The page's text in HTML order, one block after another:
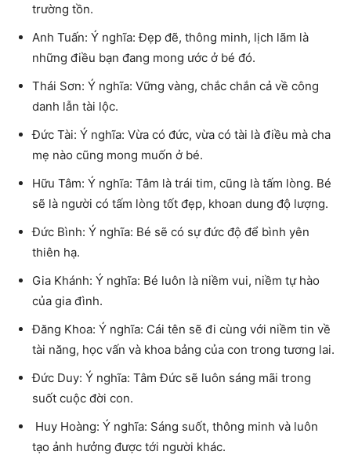
trường tồn.
Anh Tuấn: Ý nghĩa: Đẹp đẽ, thông minh, lịch lãm là
những điều bạn đang mong ước ở bé đó.
Thái Sơn: Ý nghĩa: Vững vàng, chắc chắn cả về công
danh lẫn tài lộc.
Ðức Tài: Ý nghĩa: Vừa có đức, vừa có tài là điều mà cha
mẹ nào cũng mong muốn ở bé.
Hữu Tâm: Ý nghĩa: Tâm là trái tim, cũng là tấm lòng. Bé
sẽ là người có tấm lòng tốt đẹp, khoan dung độ lượng.
Ðức Bình: Ý nghĩa: Bé sẽ có sự đức độ để bình yên
thiên hạ.
Gia Khánh: Ý nghĩa: Bé luôn là niềm vui, niềm tự hào
của gia đình.
Ðăng Khoa: Ý nghĩa: Cái tên sẽ đi cùng với niềm tin về
tài năng, học vấn và khoa bảng của con trong tương lai.
Đức Duy: Ý nghĩa: Tâm Đức sẽ luôn sáng mãi trong
suốt cuộc đời con.
Huy Hoàng: Ý nghĩa: Sáng suốt, thông minh và luôn
tạo ảnh hưởng được tới người khác.